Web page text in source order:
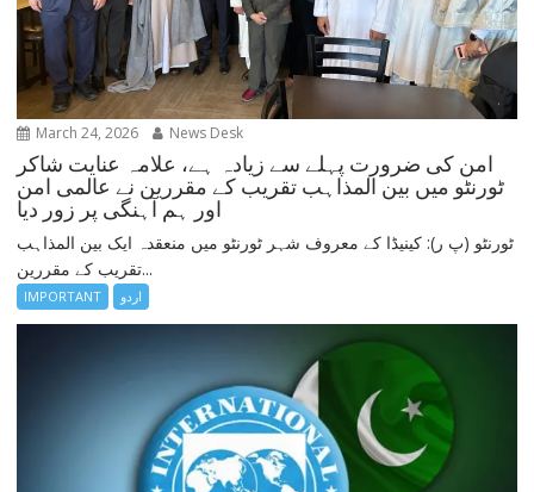
March 24, 2026 News Desk
امن کی ضرورت پہلے سے زیادہ ہے، علامہ عنایت شاکر
ٹورنٹو میں بین المذاہب تقریب کے مقررین نے عالمی امن
اور ہم آہنگی پر زور دیا
ٹورنٹو (پ ر): کینیڈا کے معروف شہر ٹورنٹو میں منعقدہ ایک بین المذاہب
تقریب کے مقررین...
IMPORTANT اردو